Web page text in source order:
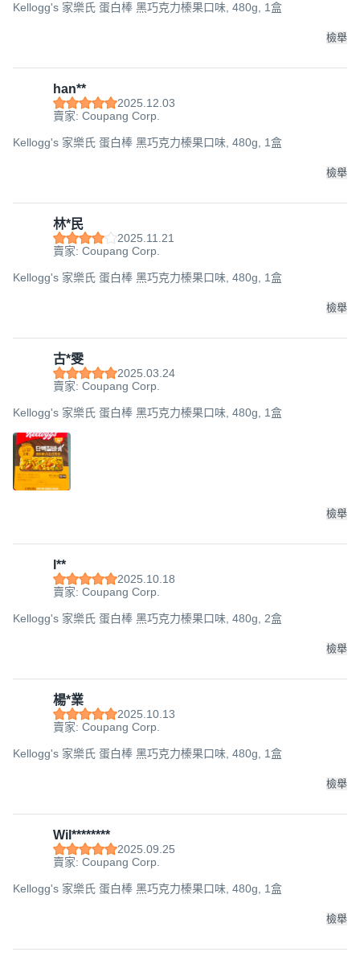
Kellogg's 家樂氏 蛋白棒 黑巧克力榛果口味, 480g, 1盒
檢舉
han**
2025.12.03
賣家: Coupang Corp.
Kellogg's 家樂氏 蛋白棒 黑巧克力榛果口味, 480g, 1盒
檢舉
林*民
2025.11.21
賣家: Coupang Corp.
Kellogg's 家樂氏 蛋白棒 黑巧克力榛果口味, 480g, 1盒
檢舉
古*雯
2025.03.24
賣家: Coupang Corp.
Kellogg's 家樂氏 蛋白棒 黑巧克力榛果口味, 480g, 1盒
檢舉
l**
2025.10.18
賣家: Coupang Corp.
Kellogg's 家樂氏 蛋白棒 黑巧克力榛果口味, 480g, 2盒
檢舉
楊*業
2025.10.13
賣家: Coupang Corp.
Kellogg's 家樂氏 蛋白棒 黑巧克力榛果口味, 480g, 1盒
檢舉
Wil********
2025.09.25
賣家: Coupang Corp.
Kellogg's 家樂氏 蛋白棒 黑巧克力榛果口味, 480g, 1盒
檢舉